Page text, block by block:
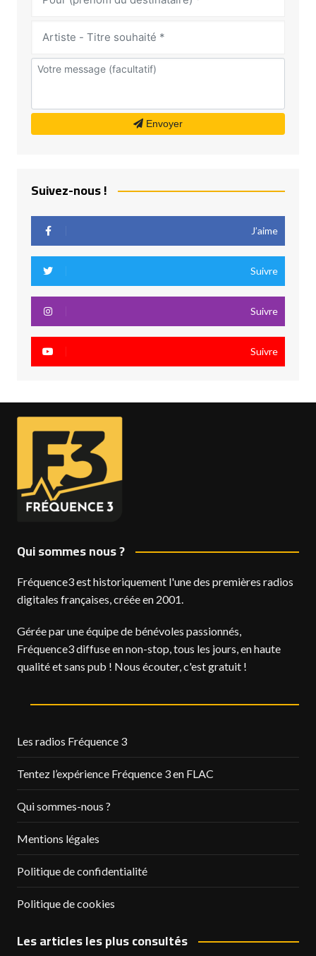
Envoyer
Suivez-nous !
J’aime
Suivre
Suivre
Suivre
Qui sommes nous ?
Fréquence3 est historiquement l'une des premières radios
digitales françaises, créée en 2001.
Gérée par une équipe de bénévoles passionnés,
Fréquence3 diffuse en non-stop, tous les jours, en haute
qualité et sans pub ! Nous écouter, c'est gratuit !
Les radios Fréquence 3
Tentez l’expérience Fréquence 3 en FLAC
Qui sommes-nous ?
Mentions légales
Politique de confidentialité
Politique de cookies
Les articles les plus consultés